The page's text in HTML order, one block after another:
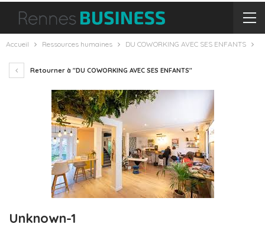
Accueil Ressources humaines DU COWORKING AVEC SES ENFANTS
Retourner à "DU COWORKING AVEC SES ENFANTS"
Unknown-1